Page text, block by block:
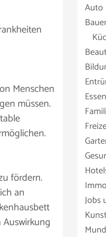
Menschen
müssen.
fördern.
an
Auto
Jobs